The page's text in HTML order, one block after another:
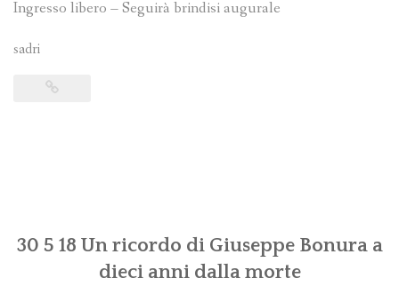
Ingresso libero – Seguirà brindisi augurale
sadri
30 5 18 Un ricordo di Giuseppe Bonura a
dieci anni dalla morte